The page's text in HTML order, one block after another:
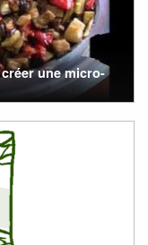
une micro-